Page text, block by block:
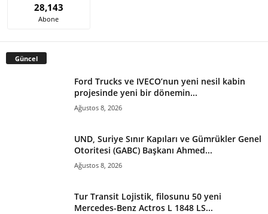
28,143
Abone
Güncel
Ford Trucks ve IVECO’nun yeni nesil kabin
projesinde yeni bir dönemin...
Ağustos 8, 2026
UND, Suriye Sınır Kapıları ve Gümrükler Genel
Otoritesi (GABC) Başkanı Ahmed...
Ağustos 8, 2026
Tur Transit Lojistik, filosunu 50 yeni
Mercedes-Benz Actros L 1848 LS...